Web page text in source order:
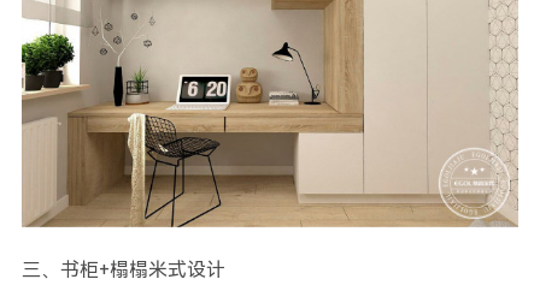
三、书柜+榻榻米式设计